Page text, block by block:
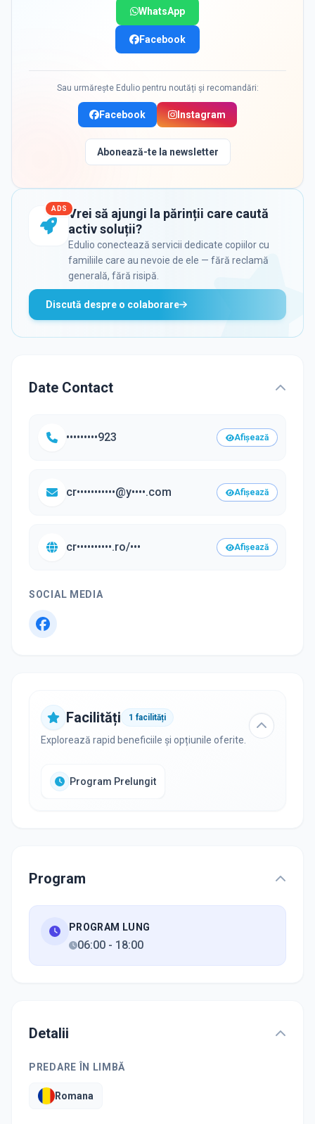
WhatsApp
Facebook
Sau urmărește Edulio pentru noutăți și recomandări:
Facebook Instagram
Abonează-te la newsletter
ADS Vrei să ajungi la părinții care caută
activ soluții?
Edulio conectează servicii dedicate copiilor cu
familiile care au nevoie de ele — fără reclamă
generală, fără risipă.
Discută despre o colaborare
Date Contact
•••••••••923 Afișează
cr•••••••••••@y••••.com Afișează
cr••••••••••.ro/••• Afișează
SOCIAL MEDIA
Facilități 1 facilități
Explorează rapid beneficiile și opțiunile oferite.
Program Prelungit
Program
PROGRAM LUNG
06:00 - 18:00
Detalii
PREDARE ÎN LIMBĂ
Romana